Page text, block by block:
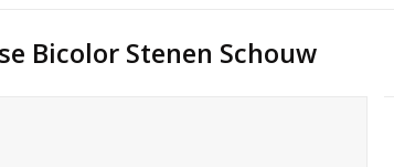
Bicolor Stenen Schouw